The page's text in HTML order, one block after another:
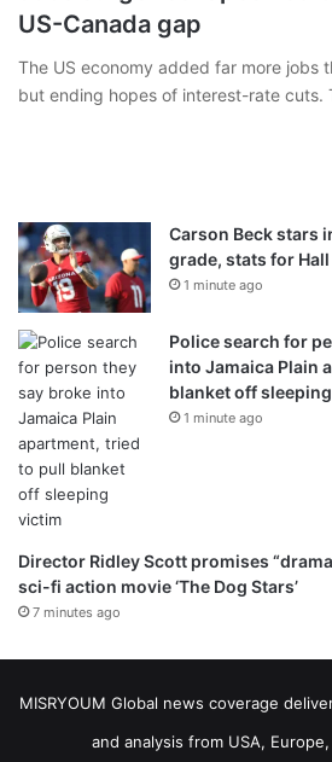
US-Canada gap
The US economy added far more jobs
but ending hopes of interest-rate cuts.
Carson Beck stars
grade, stats for Hall
1 minute ago
Police search for
into Jamaica Plain
blanket off
1 minute ago
Director Ridley Scott promises
sci-fi action movie ‘The Dog Stars’
7 minutes ago
MISRYOUM Global news coverage
and analysis from USA,